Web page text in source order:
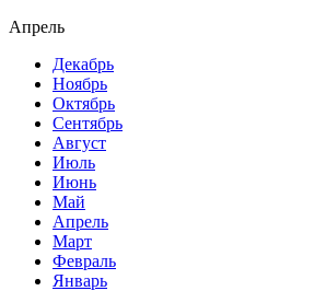
Апрель
Декабрь
Ноябрь
Октябрь
Сентябрь
Август
Июль
Июнь
Май
Апрель
Март
Февраль
Январь